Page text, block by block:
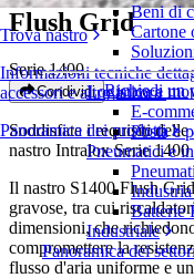
Trova nastro
Informazioni tecniche
accessori e altro ancora
Panoramica dei prodotti
Beni di
Cartone
Logistica e
E-
Posta e
Pneumatici e
Batterie
Industriale
Panoramica dei
Flush Grid
Serie 1400
Condividi Richiedi un
Soddisfate i requisiti delle
nastro Intralox Serie
Il nastro S1400 Flush
gravose, tra cui
dimensioni, che
compromettere la
flusso d'aria uniforme e